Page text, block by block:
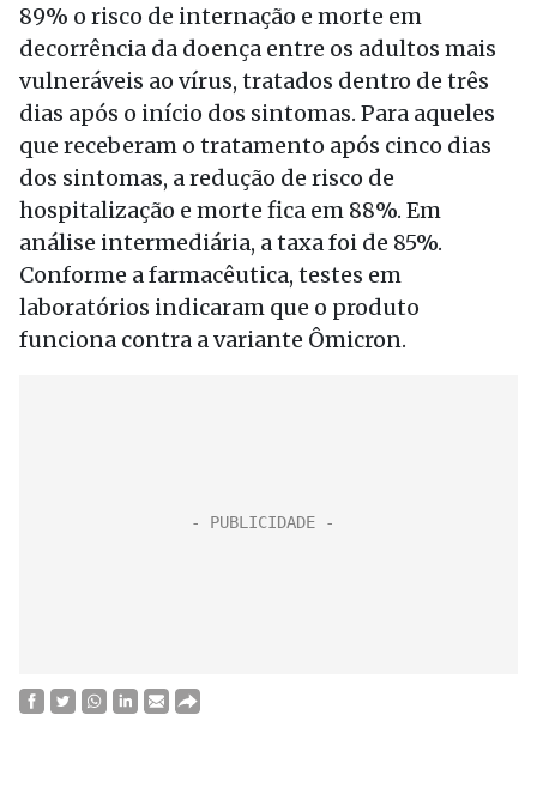
89% o risco de internação e morte em
decorrência da doença entre os adultos mais
vulneráveis ao vírus, tratados dentro de três
dias após o início dos sintomas. Para aqueles
que receberam o tratamento após cinco dias
dos sintomas, a redução de risco de
hospitalização e morte fica em 88%. Em
análise intermediária, a taxa foi de 85%.
Conforme a farmacêutica, testes em
laboratórios indicaram que o produto
funciona contra a variante Ômicron.